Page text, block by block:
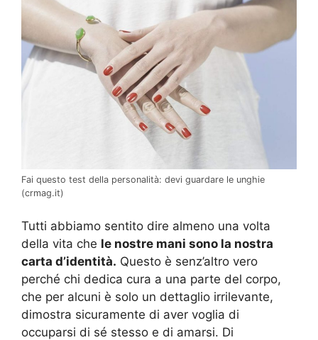
Fai questo test della personalità: devi guardare le unghie
(crmag.it)
Tutti abbiamo sentito dire almeno una volta
della vita che le nostre mani sono la nostra
carta d’identità. Questo è senz’altro vero
perché chi dedica cura a una parte del corpo,
che per alcuni è solo un dettaglio irrilevante,
dimostra sicuramente di aver voglia di
occuparsi di sé stesso e di amarsi. Di